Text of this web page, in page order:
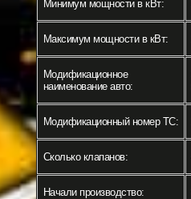
Минимум мощности в кВт:
Максимум мощности в кВт:
Модификационное
наименование авто:
Модификационный номер ТС:
Сколько клапанов:
Начали производство: